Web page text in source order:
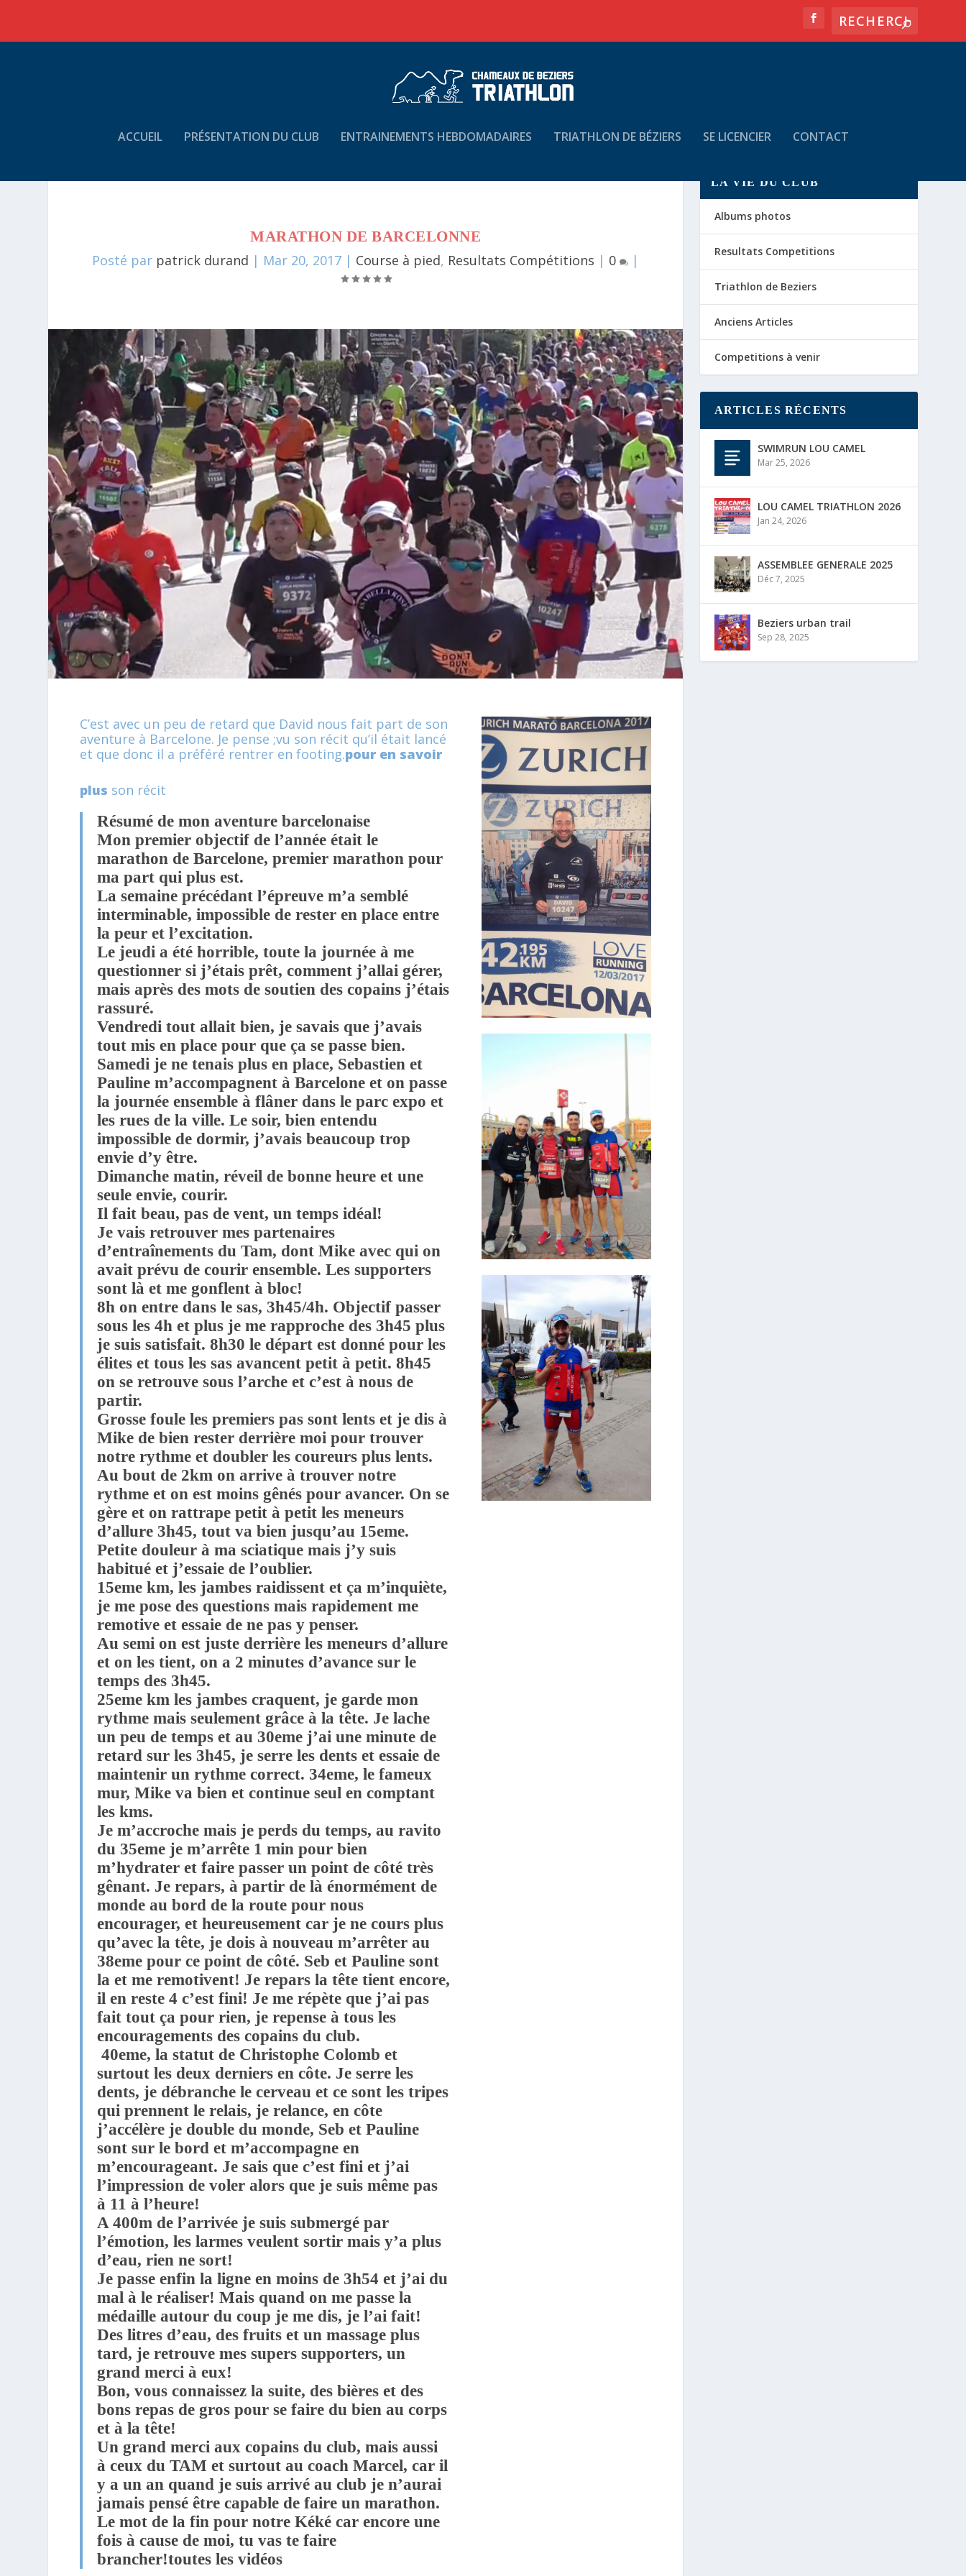
ACCUEIL PRÉSENTATION DU CLUB ENTRAINEMENTS HEBDOMADAIRES TRIATHLON DE BÉZIERS SE LICENCIER CONTACT
MARATHON DE BARCELONNE
Posté par patrick durand | Mar 20, 2017 | Course à pied, Resultats Compétitions | 0 |
C’est avec un peu de retard que David nous fait part de son
aventure à Barcelone. Je pense ;vu son récit qu’il était lancé
et que donc il a préféré rentrer en footing.pour en savoir
plus son récit
Résumé de mon aventure barcelonaise
Mon premier objectif de l’année était le
marathon de Barcelone, premier marathon pour
ma part qui plus est.
La semaine précédant l’épreuve m’a semblé
interminable, impossible de rester en place entre
la peur et l’excitation.
Le jeudi a été horrible, toute la journée à me
questionner si j’étais prêt, comment j’allai gérer,
mais après des mots de soutien des copains j’étais
rassuré.
Vendredi tout allait bien, je savais que j’avais
tout mis en place pour que ça se passe bien.
Samedi je ne tenais plus en place, Sebastien et
Pauline m’accompagnent à Barcelone et on passe
la journée ensemble à flâner dans le parc expo et
les rues de la ville. Le soir, bien entendu
impossible de dormir, j’avais beaucoup trop
envie d’y être.
Dimanche matin, réveil de bonne heure et une
seule envie, courir.
Il fait beau, pas de vent, un temps idéal!
Je vais retrouver mes partenaires
d’entraînements du Tam, dont Mike avec qui on
avait prévu de courir ensemble. Les supporters
sont là et me gonflent à bloc!
8h on entre dans le sas, 3h45/4h. Objectif passer
sous les 4h et plus je me rapproche des 3h45 plus
je suis satisfait. 8h30 le départ est donné pour les
élites et tous les sas avancent petit à petit. 8h45
on se retrouve sous l’arche et c’est à nous de
partir.
Grosse foule les premiers pas sont lents et je dis à
Mike de bien rester derrière moi pour trouver
notre rythme et doubler les coureurs plus lents.
Au bout de 2km on arrive à trouver notre
rythme et on est moins gênés pour avancer. On se
gère et on rattrape petit à petit les meneurs
d’allure 3h45, tout va bien jusqu’au 15eme.
Petite douleur à ma sciatique mais j’y suis
habitué et j’essaie de l’oublier.
15eme km, les jambes raidissent et ça m’inquiète,
je me pose des questions mais rapidement me
remotive et essaie de ne pas y penser.
Au semi on est juste derrière les meneurs d’allure
et on les tient, on a 2 minutes d’avance sur le
temps des 3h45.
25eme km les jambes craquent, je garde mon
rythme mais seulement grâce à la tête. Je lache
un peu de temps et au 30eme j’ai une minute de
retard sur les 3h45, je serre les dents et essaie de
maintenir un rythme correct. 34eme, le fameux
mur, Mike va bien et continue seul en comptant
les kms.
Je m’accroche mais je perds du temps, au ravito
du 35eme je m’arrête 1 min pour bien
m’hydrater et faire passer un point de côté très
gênant. Je repars, à partir de là énormément de
monde au bord de la route pour nous
encourager, et heureusement car je ne cours plus
qu’avec la tête, je dois à nouveau m’arrêter au
38eme pour ce point de côté. Seb et Pauline sont
la et me remotivent! Je repars la tête tient encore,
il en reste 4 c’est fini! Je me répète que j’ai pas
fait tout ça pour rien, je repense à tous les
encouragements des copains du club.
40eme, la statut de Christophe Colomb et
surtout les deux derniers en côte. Je serre les
dents, je débranche le cerveau et ce sont les tripes
qui prennent le relais, je relance, en côte
j’accélère je double du monde, Seb et Pauline
sont sur le bord et m’accompagne en
m’encourageant. Je sais que c’est fini et j’ai
l’impression de voler alors que je suis même pas
à 11 à l’heure!
A 400m de l’arrivée je suis submergé par
l’émotion, les larmes veulent sortir mais y’a plus
d’eau, rien ne sort!
Je passe enfin la ligne en moins de 3h54 et j’ai du
mal à le réaliser! Mais quand on me passe la
médaille autour du coup je me dis, je l’ai fait!
Des litres d’eau, des fruits et un massage plus
tard, je retrouve mes supers supporters, un
grand merci à eux!
Bon, vous connaissez la suite, des bières et des
bons repas de gros pour se faire du bien au corps
et à la tête!
Un grand merci aux copains du club, mais aussi
à ceux du TAM et surtout au coach Marcel, car il
y a un an quand je suis arrivé au club je n’aurai
jamais pensé être capable de faire un marathon.
Le mot de la fin pour notre Kéké car encore une
fois à cause de moi, tu vas te faire
brancher!toutes les vidéos
LA VIE DU CLUB
Albums photos
Resultats Competitions
Triathlon de Beziers
Anciens Articles
Competitions à venir
ARTICLES RÉCENTS
SWIMRUN LOU CAMEL
Mar 25, 2026
LOU CAMEL TRIATHLON 2026
Jan 24, 2026
ASSEMBLEE GENERALE 2025
Déc 7, 2025
Beziers urban trail
Sep 28, 2025